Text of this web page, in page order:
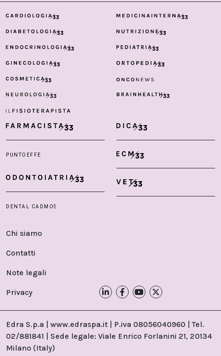
Chi siamo
Contatti
Note legali
Privacy
Edra S.p.a | www.edraspa.it | P.iva 08056040960 | Tel.
02/881841 | Sede legale: Viale Enrico Forlanini 21, 20134
Milano (Italy)